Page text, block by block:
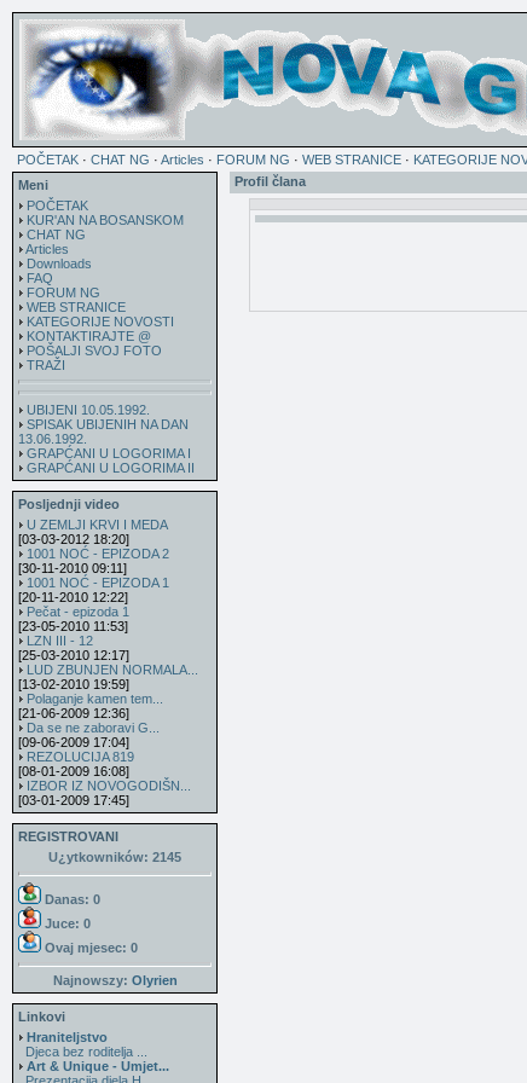
POČETAK · CHAT NG · Articles · FORUM NG · WEB STRANICE · KATEGORIJE
Meni
POČETAK
KUR'AN NA BOSANSKOM
CHAT NG
Articles
Downloads
FAQ
FORUM NG
WEB STRANICE
KATEGORIJE NOVOSTI
KONTAKTIRAJTE @
POŠALJI SVOJ FOTO
TRAŽI
UBIJENI 10.05.1992.
SPISAK UBIJENIH NA DAN
13.06.1992.
GRAPĆANI U LOGORIMA I
GRAPĆANI U LOGORIMA II
Posljednji video
U ZEMLJI KRVI I MEDA
[03-03-2012 18:20]
1001 NOĆ - EPIZODA 2
[30-11-2010 09:11]
1001 NOĆ - EPIZODA 1
[20-11-2010 12:22]
Pečat - epizoda 1
[23-05-2010 11:53]
LZN III - 12
[25-03-2010 12:17]
LUD ZBUNJEN NORMALA...
[13-02-2010 19:59]
Polaganje kamen tem...
[21-06-2009 12:36]
Da se ne zaboravi G...
[09-06-2009 17:04]
REZOLUCIJA 819
[08-01-2009 16:08]
IZBOR IZ NOVOGODIŠN...
[03-01-2009 17:45]
REGISTROVANI
U¿ytkowników: 2145
Danas: 0
Juce: 0
Ovaj mjesec: 0
Najnowszy: Olyrien
Linkovi
Hraniteljstvo
Djeca bez roditelja ...
Art & Unique - Umjet...
Profil člana